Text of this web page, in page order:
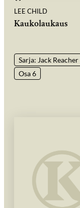
LEE CHILD
Kaukolaukaus
Sarja: Jack Reacher
Osa 6